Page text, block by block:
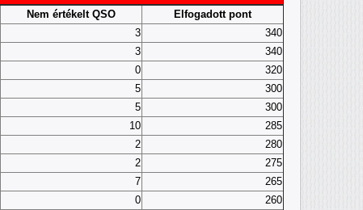
Nem értékelt QSO
Elfogadott pont
3
340
3
340
0
320
5
300
5
300
10
285
2
280
2
275
7
265
0
260